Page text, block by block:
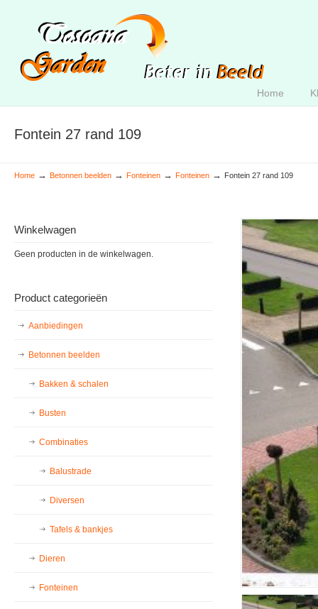
Home
Fontein 27 rand 109
Home → Betonnen beelden → Fonteinen → Fonteinen → Fontein 27 rand 109
Winkelwagen
Geen producten in de winkelwagen.
Product categorieën
Aanbiedingen
Betonnen beelden
Bakken & schalen
Busten
Combinaties
Balustrade
Diversen
Tafels & bankjes
Dieren
Fonteinen